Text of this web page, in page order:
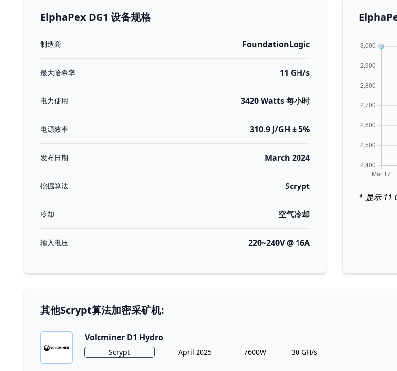
ElphaPex DG1 设备规格
制造商 FoundationLogic
最大哈希率 11 GH/s
电力使用 3420 Watts 每小时
电源效率 310.9 J/GH ± 5%
发布日期 March 2024
挖掘算法 Scrypt
冷却 空气冷却
输入电压 220~240V @ 16A
* 显示 11
其他Scrypt算法加密采矿机:
Volcminer D1 Hydro
AlgorithmScrypt Release Date
April 2025 Power Usage
7600W Hashrate
30 GH/s